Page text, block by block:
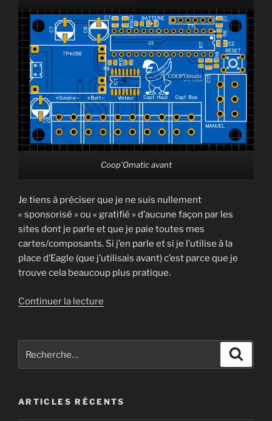
Coop’Omatic avant
Je tiens à préciser que je ne suis nullement
« sponsorisé » ou « gratifié » d’aucune façon par les
sites dont je parle et que je paie toutes mes
cartes/composants. Si j’en parle et si je l’utilise à la
place d’Eagle (que j’utilisais avant) c’est parce que je
trouve cela beaucoup plus pratique.
Continuer la lecture
« Initiation
et
la
ARTICLES RÉCENTS